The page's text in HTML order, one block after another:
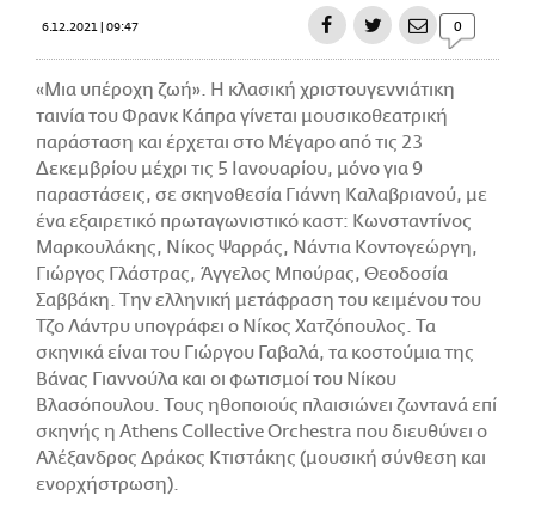
6.12.2021 | 09:47 0
«Μια υπέροχη ζωή». Η κλασική χριστουγεννιάτικη
ταινία του Φρανκ Κάπρα γίνεται μουσικοθεατρική
παράσταση και έρχεται στο Μέγαρο από τις 23
Δεκεμβρίου μέχρι τις 5 Ιανουαρίου, μόνο για 9
παραστάσεις, σε σκηνοθεσία Γιάννη Καλαβριανού, με
ένα εξαιρετικό πρωταγωνιστικό καστ: Κωνσταντίνος
Μαρκουλάκης, Νίκος Ψαρράς, Νάντια Κοντογεώργη,
Γιώργος Γλάστρας, Άγγελος Μπούρας, Θεοδοσία
Σαββάκη. Την ελληνική μετάφραση του κειμένου του
Τζο Λάντρυ υπογράφει ο Νίκος Χατζόπουλος. Τα
σκηνικά είναι του Γιώργου Γαβαλά, τα κοστούμια της
Βάνας Γιαννούλα και οι φωτισμοί του Νίκου
Βλασόπουλου. Τους ηθοποιούς πλαισιώνει ζωντανά επί
σκηνής η Athens Collective Orchestra που διευθύνει ο
Αλέξανδρος Δράκος Κτιστάκης (μουσική σύνθεση και
ενορχήστρωση).